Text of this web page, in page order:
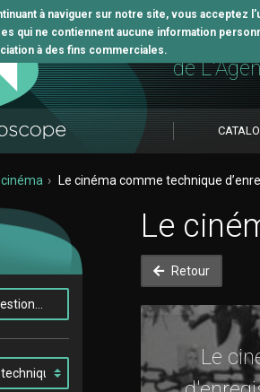
à naviguer sur notre site, vous
qui ne contiennent aucune information
à des fins commerciales. L'outil
de
Le cinéma comme technique
Le
Retour
Le